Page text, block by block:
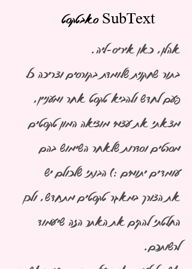
SubText סאבטקסט
אהלן, כאן איריס-ליה.
בתור שחקנית שלומדת בקורסים וצריכה כל
פעם לחדש ולהביא טקסט אחר ומעניין,
מצאתי את עצמי מוציאה המון טקסטים
מסרטים וסדרות שלאחר השימוש בהם
עומדים יתומים :) הבנתי שלכולם יש
את הצורך במאגר טקסטים מתחדש, ולכן
החלטתי להקים את האתר הזה שיעמוד
לרשותכם.